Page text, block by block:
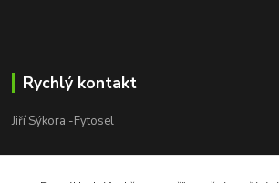
Rychlý kontakt
Jiří Sýkora -Fytosel